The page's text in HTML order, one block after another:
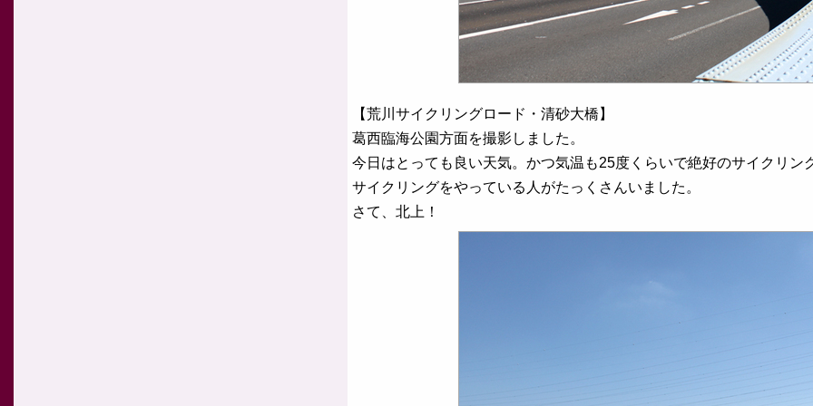
【荒川サイクリングロード・清砂大橋】
葛西臨海公園方面を撮影しました。
今日はとっても良い天気。かつ気温も25度くらいで絶好のサイクリン
サイクリングをやっている人がたっくさんいました。
さて、北上！